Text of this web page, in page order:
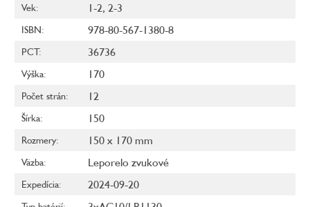
Vek: 1-2, 2-3
ISBN: 978-80-567-1380-8
PCT: 36736
Výška: 170
Počet strán: 12
Šírka: 150
Rozmery: 150 x 170 mm
Väzba: Leporelo zvukové
Expedícia: 2024-09-20